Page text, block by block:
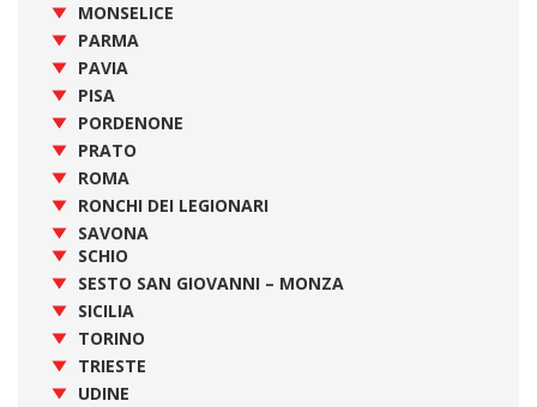
MONSELICE
PARMA
PAVIA
PISA
PORDENONE
PRATO
ROMA
RONCHI DEI LEGIONARI
SAVONA
SCHIO
SESTO SAN GIOVANNI – MONZA
SICILIA
TORINO
TRIESTE
UDINE